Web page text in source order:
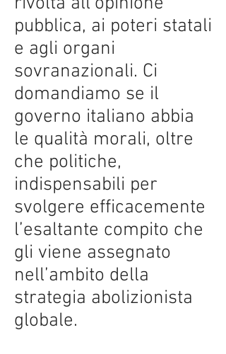
pubblica, ai poteri statali
e agli organi
sovranazionali. Ci
domandiamo se il
governo italiano abbia
le qualità morali, oltre
che politiche,
indispensabili per
svolgere efficacemente
l’esaltante compito che
gli viene assegnato
nell’ambito della
strategia abolizionista
globale.